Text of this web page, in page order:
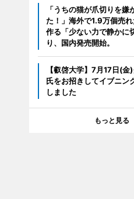
「うちの猫が爪切りを嫌
た！」海外で1.9万個売
作る「少ない力で静かに
り、国内発売開始。
【叡啓大学】7月17日(
氏をお招きしてイブニン
しました
もっと見る